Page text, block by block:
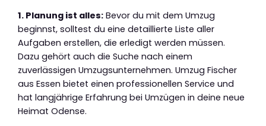
1. Planung ist alles: Bevor du mit dem Umzug
beginnst, solltest du eine detaillierte Liste aller
Aufgaben erstellen, die erledigt werden müssen.
Dazu gehört auch die Suche nach einem
zuverlässigen Umzugsunternehmen. Umzug Fischer
aus Essen bietet einen professionellen Service und
hat langjährige Erfahrung bei Umzügen in deine neue
Heimat Odense.